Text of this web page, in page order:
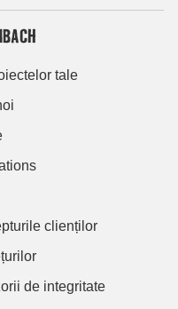
tale
clienților
de integritate